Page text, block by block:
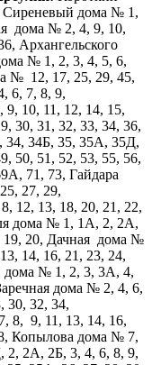
дома № 1,
дома № 2, 4, 9, 10,
Архангельского
№ 1, 2, 3, 4, 5, 6,
№ 12, 17, 25, 29, 45,
6, 7, 8, 9,
10, 11, 12, 14, 15,
30, 31, 32, 33, 34, 36,
34, 34Б, 35, 35А, 35Д,
50, 51, 52, 53, 55, 56,
71, 73, Гайдара
27, 29,
12, 13, 18, 20, 21, 22,
дома № 1, 1А, 2, 2А,
19, 20, Дачная дома №
14, 16, 21, 23, 24,
дома № 1, 2, 3, 3А, 4,
дома № 2, 4, 6,
30, 32, 34,
8, 9, 11, 13, 14, 16,
Копылова дома № 7,
2А, 2Б, 3, 4, 6, 8, 9,